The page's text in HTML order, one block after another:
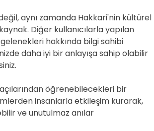
aynı zamanda Hakkari'nin kültürel
Diğer kullanıcılarla yapılan
hakkında bilgi sahibi
daha iyi bir anlayışa sahip olabilir
öğrenebilecekleri bir
insanlarla etkileşim kurarak,
ve unutulmaz anılar